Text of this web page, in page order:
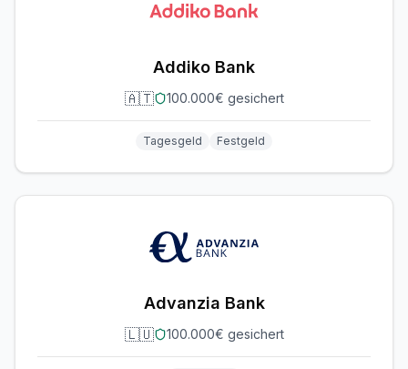
Addiko Bank
🇦🇹 100.000€ gesichert
Tagesgeld Festgeld
Advanzia Bank
🇱🇺 100.000€ gesichert